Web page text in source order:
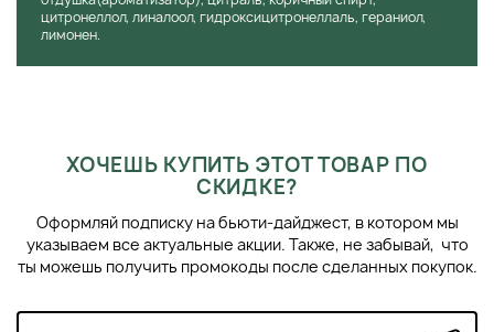
цитронеллол, линалоол, гидроксицитронеллаль, гераниол,
лимонен.
ХОЧЕШЬ КУПИТЬ ЭТОТ ТОВАР ПО
СКИДКЕ?
Оформляй подписку на бьюти-дайджест, в котором мы
указываем все актуальные акции. Также, не забывай, что
ты можешь получить промокоды после сделанных покупок.